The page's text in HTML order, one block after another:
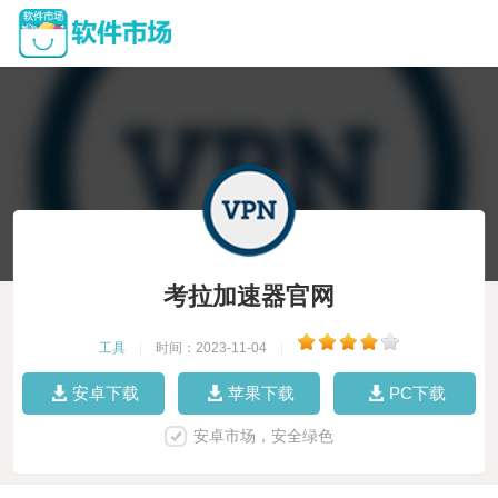
考拉加速器官网
工具 时间：2023-11-04
安卓下载 苹果下载 PC下载
安卓市场，安全绿色